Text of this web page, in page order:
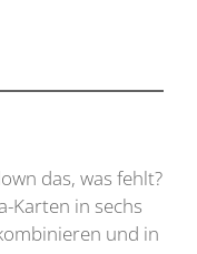
das, was fehlt?
Karten in sechs
und in